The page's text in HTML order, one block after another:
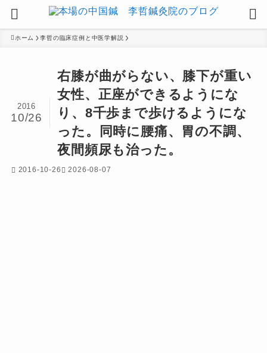
ホーム 李哲の臨床症例と中医学解説
右膝が曲がらない、膝下が重い
女性、正座ができるようにな
り、8千歩まで歩けるようにな
った。同時に腰痛、胃の不調、
夜間頻尿も治った。
2016
10/26
2016-10-26 2026-08-07